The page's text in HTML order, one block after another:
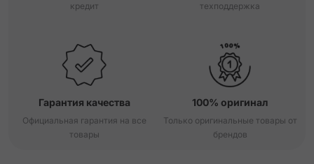
кредит
техподдержка
Гарантия качества
Официальная гарантия на все
товары
100% оригинал
Только оригинальные товары от
брендов